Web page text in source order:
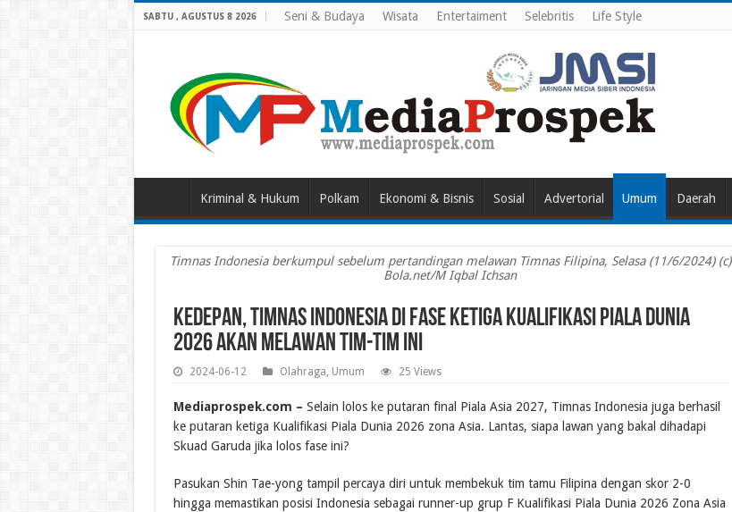
SABTU , AGUSTUS 8 2026 Seni & Budaya Wisata Entertaiment Selebritis Life Style
Kriminal & Hukum Polkam Ekonomi & Bisnis Sosial Advertorial Umum Daerah
Timnas Indonesia berkumpul sebelum pertandingan melawan Timnas Filipina, Selasa (11/6/2024) (c)
Bola.net/M Iqbal Ichsan
Kedepan, Timnas Indonesia di Fase Ketiga Kualifikasi Piala Dunia
2026 akan Melawan Tim-tim ini
2024-06-12 Olahraga, Umum 25 Views
Mediaprospek.com – Selain lolos ke putaran final Piala Asia 2027, Timnas Indonesia juga berhasil
ke putaran ketiga Kualifikasi Piala Dunia 2026 zona Asia. Lantas, siapa lawan yang bakal dihadapi
Skuad Garuda jika lolos fase ini?
Pasukan Shin Tae-yong tampil percaya diri untuk membekuk tim tamu Filipina dengan skor 2-0
hingga memastikan posisi Indonesia sebagai runner-up grup F Kualifikasi Piala Dunia 2026 Zona Asia